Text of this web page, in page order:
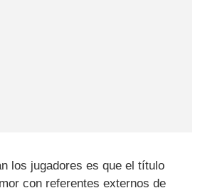
los jugadores es que el título
con referentes externos de